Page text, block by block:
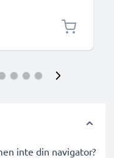
inte din navigator?